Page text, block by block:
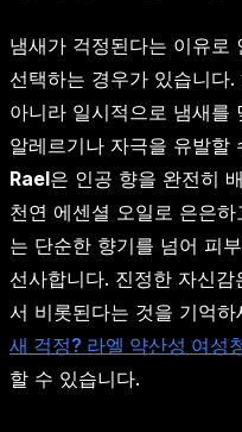
냄새가 걱정된다는 이유로
선택하는 경우가 있습니다
아니라 일시적으로 냄새를
알레르기나 자극을 유발할
Rael은 인공 향을 완전히
천연 에센셜 오일로 은은
는 단순한 향기를 넘어 피
선사합니다. 진정한 자신
서 비롯된다는 것을 기억
새 걱정? 라엘 약산성 여성
할 수 있습니다.